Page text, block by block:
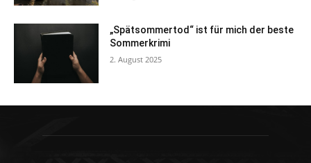
„Spätsommertod“ ist für mich der beste
Sommerkrimi
2. August 2025